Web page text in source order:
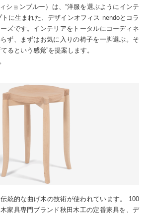
ションブルー）は、“洋服を選ぶようにインテ
トに生まれた、デザインオフィス nendoとコラ
ズです。インテリアをトータルにコーディネ
ず、まずはお気に入りの椅子を一脚選ぶ。そ
るという感覚”を提案します。
統的な曲げ木の技術が使われています。 100
家具専門ブランド秋田木工の定番家具を、デ